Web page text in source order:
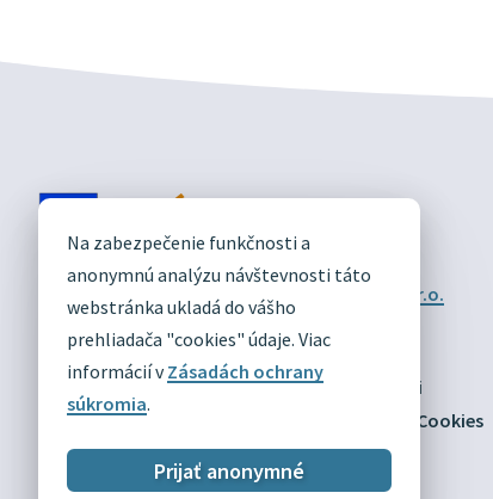
Na zabezpečenie funkčnosti a
anonymnú analýzu návštevnosti táto
webstránka ukladá do vášho
prehliadača "cookies" údaje. Viac
informácií vZásadách ochrany
súkromia.
Prijať anonymné
DIVÍN
OFICIÁLNE STRÁNKY
Technický prevádzkovateľ:
Alphabet partner s.r.o.
Správca obsahu:Obec Divín
Posledná aktualizácia:03.08.2026
Mapa
Vyhlásenie o prístupnosti
Zásady ochrany osobných údajov
Nastaviť Cookies